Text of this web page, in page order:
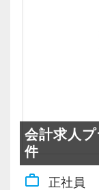
会計求人
件
work_outline 正社員